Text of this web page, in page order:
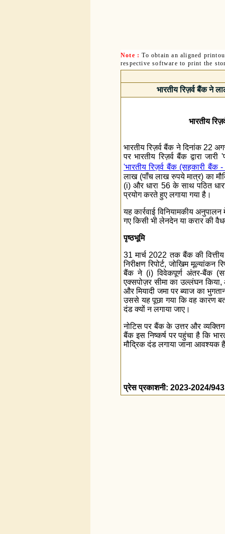
Note :To obtain an aligned
respective software to print the
भारतीय रिज़र्व बैंक ने
भारतीय
भारतीय रिज़र्व बैंक ने दिनांक 22
पर भारतीय रिज़र्व बैंक द्वारा
'भारतीय रिज़र्व बैंक (सहकारी बैंक
लाख (पाँच लाख रुपये मात्र) का
(i) और धारा 56 के साथ पठित
प्रयोग करते हुए लगाया गया है।
यह कार्रवाई विनियामकीय
गए किसी भी लेनदेन या करार की
पृष्ठभूमि
31 मार्च 2022 तक बैंक की वित्तीय
निरीक्षण रिपोर्ट, जोखिम
बैंक ने (i) विवेकपूर्ण अंतर-बैंक
एक्सपोज़र सीमा का उल्लंघन
और मियादी जमा पर ब्याज का
उससे यह पूछा गया कि वह कारण
दंड क्यों न लगाया जाए।
नोटिस पर बैंक के उत्तर और
बैंक इस निष्कर्ष पर पहुंचा है कि
मौद्रिक दंड लगाया जाना आवश्यक
प्रेस प्रकाशनी: 2023-2024/943